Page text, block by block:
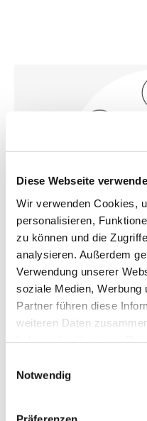
Diese Webseite
Wir verwenden Cookies,
personalisieren,
zu können und die
analysieren. Außerdem
Verwendung unserer
soziale Medien, Werbung
Partner führen diese
weiteren Daten
Notwendig
Was Machine
Flexible Anpassung
Datentransformation
Auch zukünftige
Kompatibilität mit